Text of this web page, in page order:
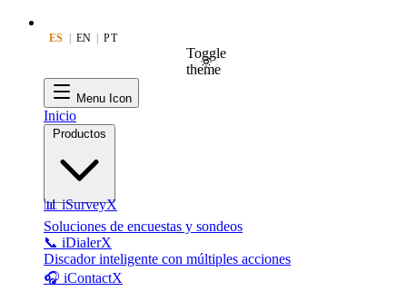
ES EN PT
Toggle
theme
Menu Icon
Inicio
Productos
📊 iSurveyX
Soluciones de encuestas y sondeos
📞 iDialerX
Discador inteligente con múltiples acciones
🎧 iContactX